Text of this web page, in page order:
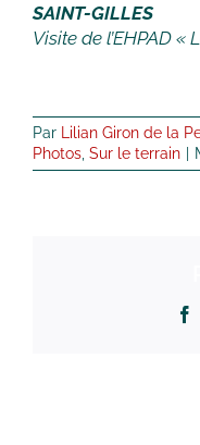
SAINT-GILLES
Visite de l’EHPAD «
Par Lilian Giron de la
Photos Sur le terrain |